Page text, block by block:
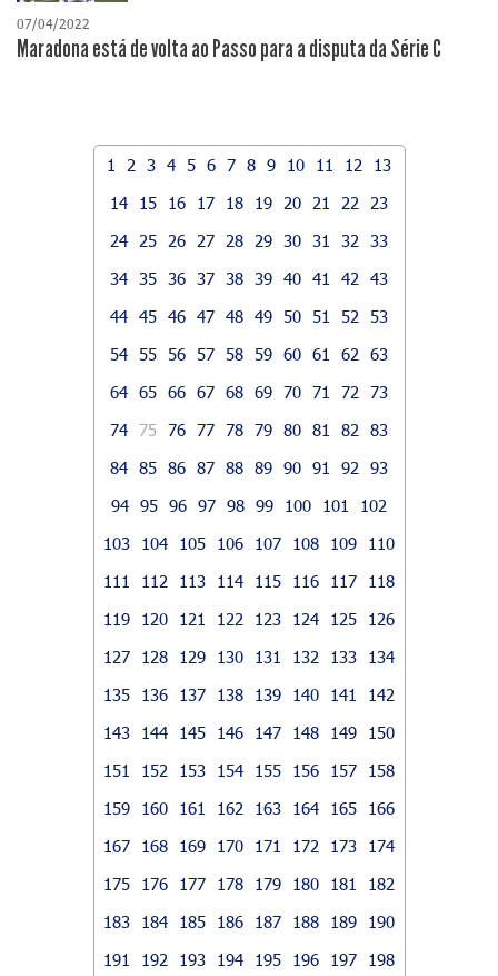
07/04/2022
Maradona está de volta ao Passo para a disputa da Série C
1 2 3 4 5 6 7 8 9 10 11 12
13
14
15 16 17 18 19 20 21 22
23
24
25 26 27 28 29 30 31 32
33
34 35 36 37 38 39 40 41 42
43
44 45 46 47 48 49 50 51 52
53
54 55 56 57 58 59 60 61 62
63
64 65 66 67 68 69 70 71 72
73
74
75 76 77 78 79 80 81 82
83
84 85 86 87 88 89 90 91 92
93
94 95 96 97 98 99 100 101
102
103
104 105 106 107 108 109
110
111
112 113 114 115 116 117
118
119
120 121 122 123 124 125
126
127
128 129 130 131 132 133
134
135
136 137 138 139 140 141
142
143
144 145 146 147 148 149
150
151
152 153 154 155 156 157
158
159
160 161 162 163 164 165
166
167
168 169 170 171 172 173
174
175
176 177 178 179 180 181
182
183
184 185 186 187 188 189
190
191
192 193 194 195 196 197
198